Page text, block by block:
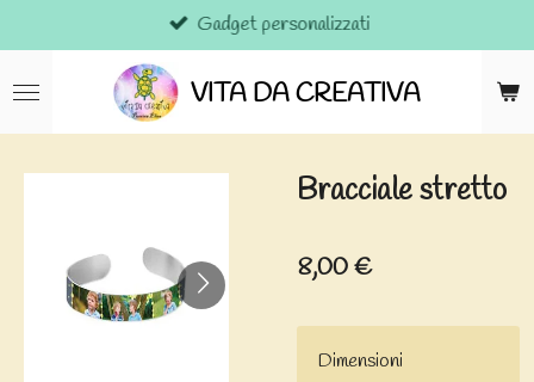
al
contenuto
VITA DA CREATIVA
Gadget personalizzati
Bracciale stretto
8,00 €
Dimensioni